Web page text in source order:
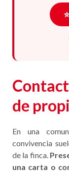
de
En una
convivencia
de la finca.
una carta o